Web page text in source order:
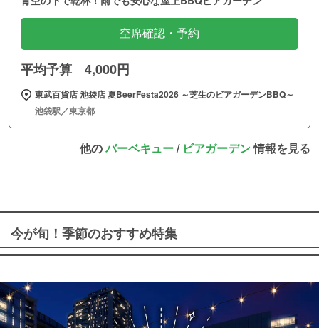
空席確認・予約
平均予算 4,000円
東武百貨店 池袋店 夏BeerFesta2026 ～芝生のビアガーデンBBQ～
池袋駅／東京都
他のバーベキュー/ ビアガーデン情報を見る
今が旬！季節のおすすめ特集